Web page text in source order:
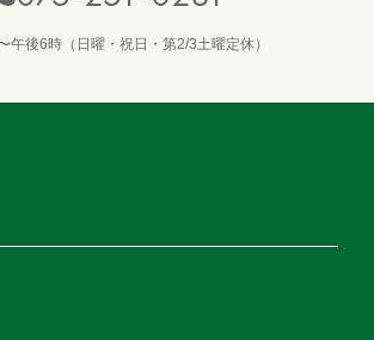
午後6時（日曜・祝日・第2/3土曜定休）